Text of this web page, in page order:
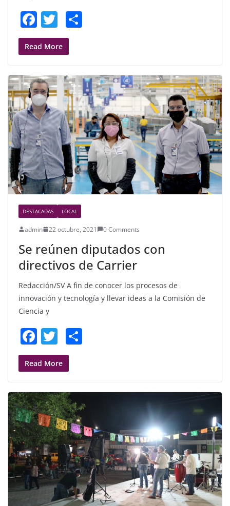
F
a
c
b
o
o
k
T
w
itt
Read More
DESTACADAS LOCAL
admin 22 octubre, 2021 0 Comments
Se reúnen diputados con
directivos de Carrier
Redacción/SV A fin de conocer los procesos de
innovación y tecnología y llevar ideas a la Comisión de
Ciencia y
F
a
c
b
o
o
k
T
w
itt
Read More